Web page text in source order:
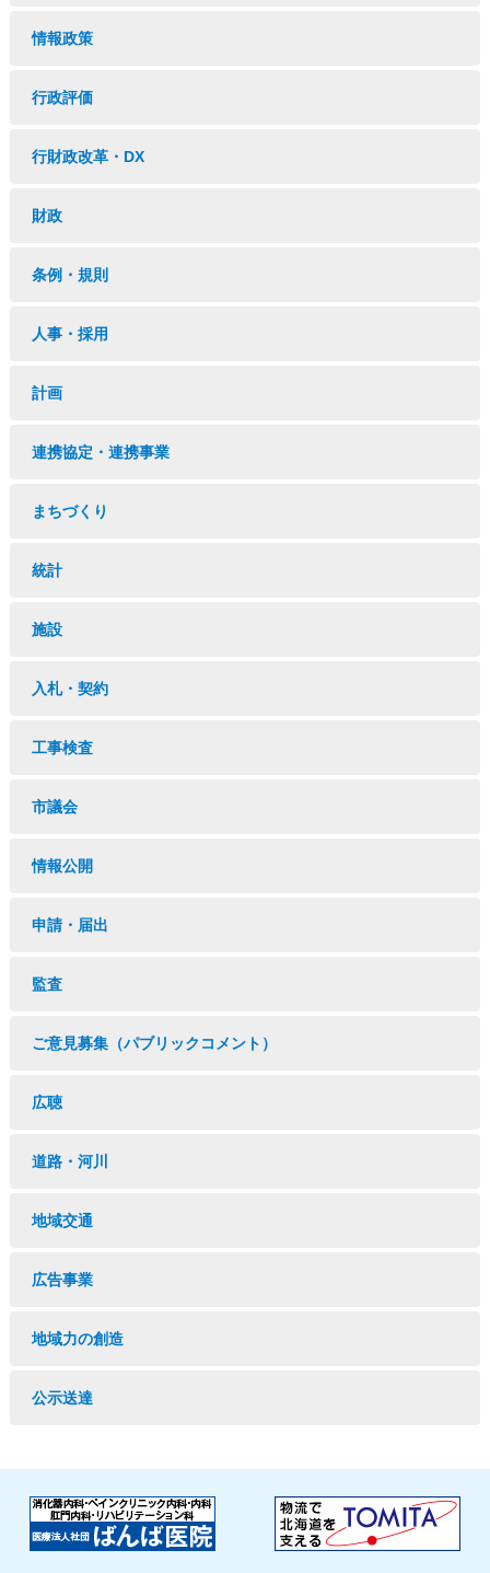
情報政策
行政評価
行財政改革・DX
財政
条例・規則
人事・採用
計画
連携協定・連携事業
まちづくり
統計
施設
入札・契約
工事検査
市議会
情報公開
申請・届出
監査
ご意見募集（パブリックコメント）
広聴
道路・河川
地域交通
広告事業
地域力の創造
公示送達